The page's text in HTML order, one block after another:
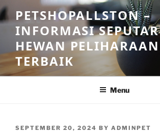
Skip
to
content
PETSHOPALLSTON –
INFORMASI SEPUTAR
HEWAN PELIHARAAN
TERBAIK
Menu
POSTED
SEPTEMBER 20, 2024 BY ADMINPET